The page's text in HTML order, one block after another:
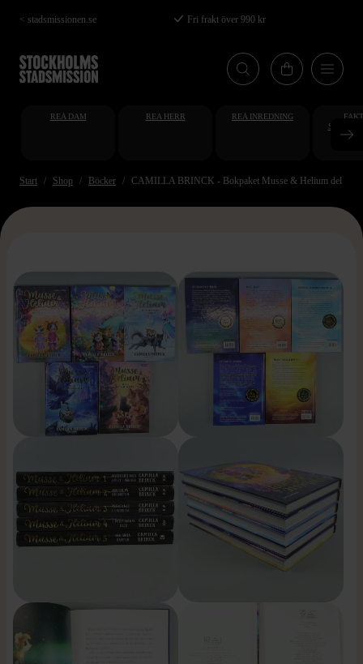
Hoppa
till
huvudinnehåll
< stadsmissionen.se Fri frakt över 990 kr
REA DAM REA HERR REA INREDNING
Start Shop Böcker CAMILLA BRINCK - Bokpaket Musse & Helium del 1-5
>